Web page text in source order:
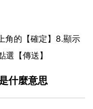
角的【確定】8.顯示
【傳送】
什麼意思